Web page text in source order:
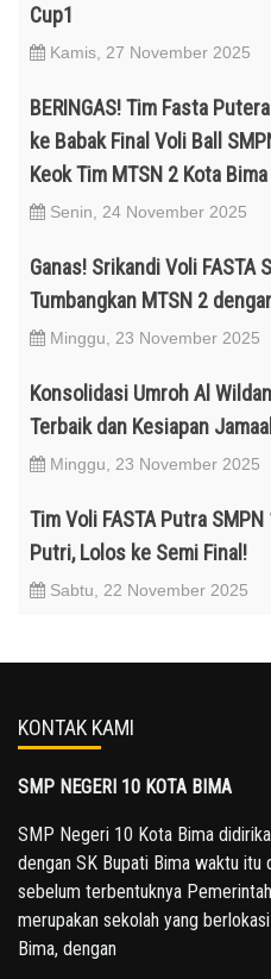
Cup1
Kamis, 27 November 2025
BERINGAS! Tim Fasta
ke Babak Final Voli Ball
Keok Tim MTSN 2 Kota Bima
Senin, 24 November 2025
Ganas! Srikandi Voli FASTA
Tumbangkan MTSN 2
Minggu, 23 November 2025
Konsolidasi Umroh Al
Terbaik dan Kesiapan
Minggu, 23 November 2025
Tim Voli FASTA Putra
Putri, Lolos ke Semi Final!
Sabtu, 22 November 2025
KONTAK KAMI
SMP NEGERI 10 KOTA BIMA
SMP Negeri 10 Kota Bima
dengan SK Bupati Bima waktu itu
sebelum terbentuknya
merupakan sekolah yang
Bima, dengan